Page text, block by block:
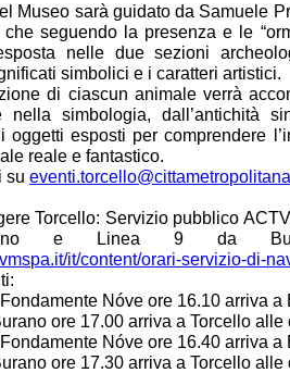
Museo sarà guidato da Samuele
che seguendo la presenza e le
nelle due sezioni
simbolici e i caratteri artistici.
di ciascun animale verrà
nella simbologia, dall’antichità
oggetti esposti per comprendere
reale e fantastico.
su
Torcello: Servizio pubblico
e Linea 9 da
it/content/orari-servizio-di-
Nóve ore 16.10 arriva a
ore 17.00 arriva a Torcello alle
Nóve ore 16.40 arriva a
ore 17.30 arriva a Torcello alle